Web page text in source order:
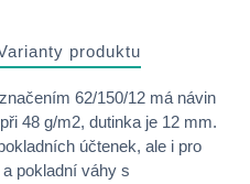
produktu
62/150/12 má návin
48 g/m2, dutinka je 12 mm.
účtenek, ale i pro
pokladní váhy s